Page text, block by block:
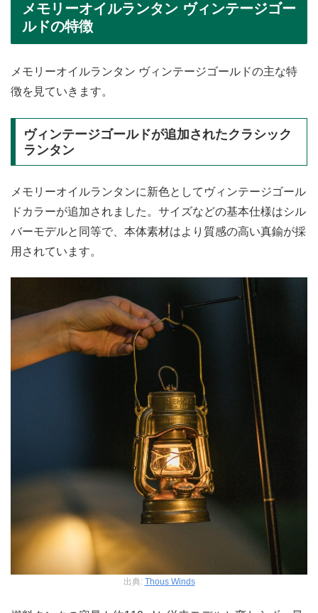
メモリーオイルランタン ヴィンテージゴー
ルドの特徴
メモリーオイルランタン ヴィンテージゴールドの主な特
徴を見ていきます。
ヴィンテージゴールドが追加されたクラシック
ランタン
メモリーオイルランタンに新色としてヴィンテージゴール
ドカラーが追加されました。サイズなどの基本仕様はシル
バーモデルと同等で、本体素材はより質感の高い真鍮が採
用されています。
出典: Thous Winds